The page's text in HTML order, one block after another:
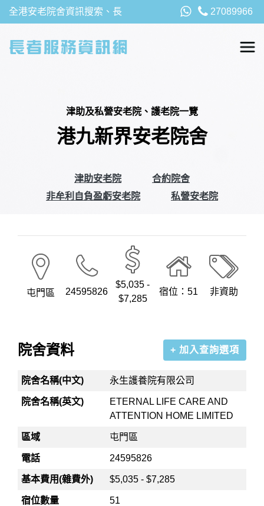
全港安老院舍資訊搜索、長 27089966
津助及私營安老院、護老院一覽
港九新界安老院舍
津助安老院
合約院舍
非牟利自負盈虧安老院
私營安老院
屯門區 24595826
$5,035 -
$7,285
宿位：51 非資助
院舍資料 + 加入查詢選項
院舍名稱(中文) 永生護養院有限公司
院舍名稱(英文)
ETERNAL LIFE CARE AND
ATTENTION HOME LIMITED
區域 屯門區
電話 24595826
基本費用(雜費外) $5,035 - $7,285
宿位數量 51